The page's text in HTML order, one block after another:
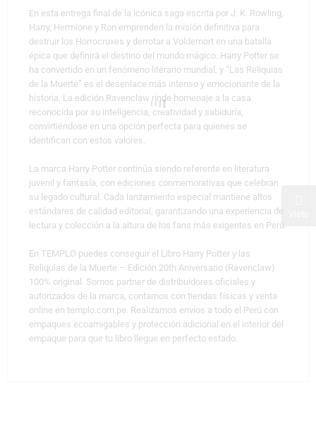
En esta entrega final de la icónica saga escrita por J. K. Rowling,
Harry, Hermione y Ron emprenden la misión definitiva para
destruir los Horrocruxes y derrotar a Voldemort en una batalla
épica que definirá el destino del mundo mágico. Harry Potterse
ha convertido en un fenómeno literario mundial, y “Las Reliquias
de la Muerte” es el desenlace más intenso y emocionante de la
historia. La edición Ravenclaw rinde homenaje a la casa
reconocida por su inteligencia, creatividad y sabiduría,
convirtiéndose en una opción perfecta para quienes se
identifican con estos valores.
La marca Harry Potter continúa siendo referente en literatura
juvenil y fantasía, con ediciones conmemorativas que celebran
su legado cultural. Cada lanzamiento especial mantiene altos
estándares de calidad editorial, garantizando una experiencia de
lectura y colección a la altura de los fans más exigentes en Perú.
En TEMPLO puedes conseguir el Libro Harry Potter y las
Reliquias de la Muerte – Edición 20th Aniversario (Ravenclaw)
100% original. Somos partner de distribuidores oficiales y
autorizados de la marca, contamos con tiendas físicas y venta
online en templo.com.pe. Realizamos envíos a todo el Perú con
empaques ecoamigables y protección adicional en el interior del
empaque para que tu libro llegue en perfecto estado.